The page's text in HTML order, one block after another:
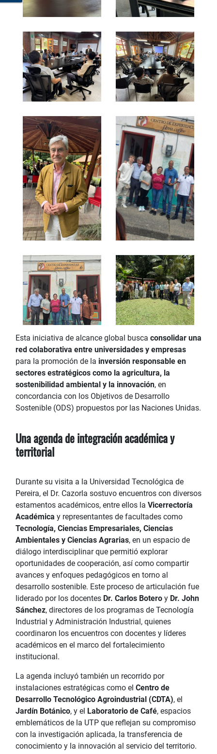
Esta iniciativa de alcance global busca consolidar una
red colaborativa entre universidades y empresas
para la promoción de la inversión responsable en
sectores estratégicos como la agricultura, la
sostenibilidad ambiental y la innovación, en
concordancia con los Objetivos de Desarrollo
Sostenible (ODS) propuestos por las Naciones Unidas.
Una agenda de integración académica y
territorial
Durante su visita a la Universidad Tecnológica de
Pereira, el Dr. Cazorla sostuvo encuentros con diversos
estamentos académicos, entre ellos la Vicerrectoría
Académica y representantes de facultades como
Tecnología, Ciencias Empresariales, Ciencias
Ambientales y Ciencias Agrarias, en un espacio de
diálogo interdisciplinar que permitió explorar
oportunidades de cooperación, así como compartir
avances y enfoques pedagógicos en torno al
desarrollo sostenible. Este proceso de articulación fue
liderado por los docentes Dr. Carlos Botero y Dr. John
Sánchez, directores de los programas de Tecnología
Industrial y Administración Industrial, quienes
coordinaron los encuentros con docentes y líderes
académicos en el marco del fortalecimiento
institucional.
La agenda incluyó también un recorrido por
instalaciones estratégicas como el Centro de
Desarrollo Tecnológico Agroindustrial (CDTA), el
Jardín Botánico, y el Laboratorio de Café, espacios
emblemáticos de la UTP que reflejan su compromiso
con la investigación aplicada, la transferencia de
conocimiento y la innovación al servicio del territorio.